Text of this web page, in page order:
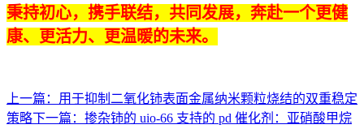
秉持初心，携手联结，共同发展，奔赴一个更健
康、更活力、更温暖的未来。
上一篇： 用于抑制二氧化铈表面金属纳米颗粒烧结的双重稳定
策略下一篇： 掺杂铈的 uio-66 支持的 pd 催化剂：亚硝酸甲烷